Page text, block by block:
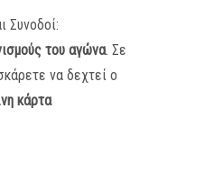
Συνοδοί:
του αγώνα. Σε
να δεχτεί ο
κάρτα